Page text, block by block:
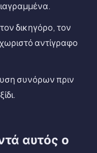
δικηγόρο, τον
αντίγραφο
συνόρων πριν
αυτός ο